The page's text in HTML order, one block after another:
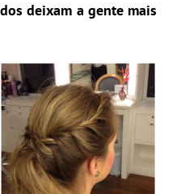
deixam a gente mais